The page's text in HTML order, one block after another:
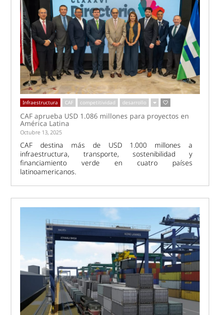
Infraestructura CAF competitividad desarrollo
CAF aprueba USD 1.086 millones para proyectos en
América Latina
Octubre 13, 2025
CAF destina más de USD 1.000 millones a
infraestructura, transporte, sostenibilidad y
financiamiento verde en cuatro países
latinoamericanos.